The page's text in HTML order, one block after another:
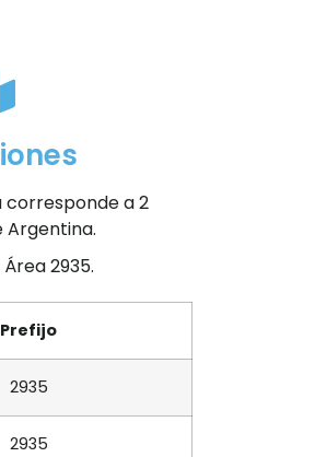
corresponde a 2
Argentina.
2935.
Prefijo
2935
2935